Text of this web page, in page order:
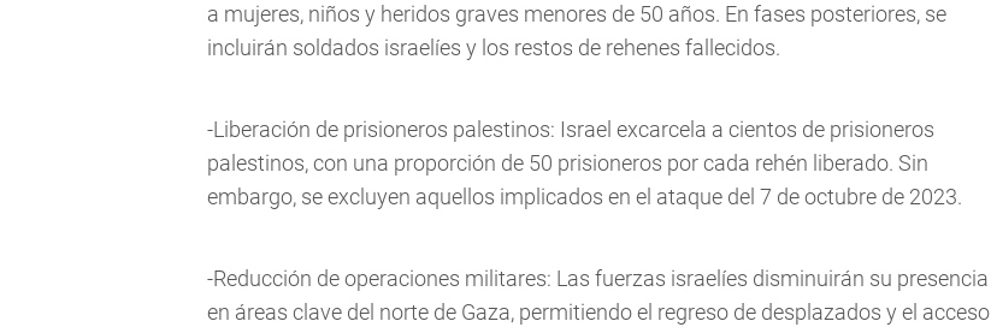
a mujeres, niños y heridos graves menores de 50 años. En fases posteriores, se
incluirán soldados israelíes y los restos de rehenes fallecidos.
-Liberación de prisioneros palestinos: Israel excarcela a cientos de prisioneros
palestinos, con una proporción de 50 prisioneros por cada rehén liberado. Sin
embargo, se excluyen aquellos implicados en el ataque del 7 de octubre de 2023.
-Reducción de operaciones militares: Las fuerzas israelíes disminuirán su presencia
en áreas clave del norte de Gaza, permitiendo el regreso de desplazados y el acceso